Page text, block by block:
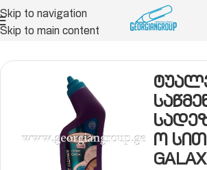
Skip to navigation
Skip to main content
ჰიგიენა უნიტაზის საწმენდი
ო
GALAX